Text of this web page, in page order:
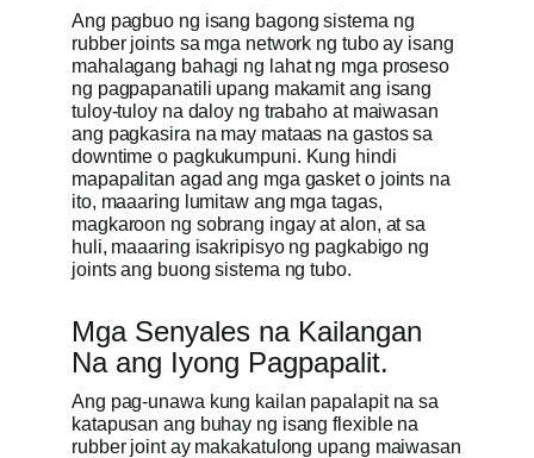
Ang pagbuo ng isang bagong sistema ng
rubber joints sa mga network ng tubo ay isang
mahalagang bahagi ng lahat ng mga proseso
ng pagpapanatili upang makamit ang isang
tuloy-tuloy na daloy ng trabaho at maiwasan
ang pagkasira na may mataas na gastos sa
downtime o pagkukumpuni. Kung hindi
mapapalitan agad ang mga gasket o joints na
ito, maaaring lumitaw ang mga tagas,
magkaroon ng sobrang ingay at alon, at sa
huli, maaaring isakripisyo ng pagkabigo ng
joints ang buong sistema ng tubo.
Mga Senyales na Kailangan
Na ang Iyong Pagpapalit.
Ang pag-unawa kung kailan papalapit na sa
katapusan ang buhay ng isang flexible na
rubber joint ay makakatulong upang maiwasan